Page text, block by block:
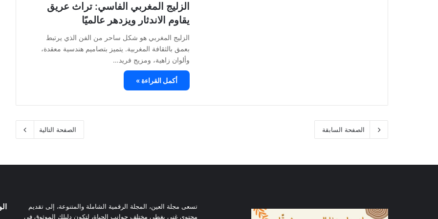
الزليج المغربي الفاسي: تراث عريق
يقاوم الاندثار ويزدهر عالميًا
الزليج المغربي هو شكل ساحر من الفن الذي يرتبط
بعمق بالثقافة المغربية. يتميز بتصاميم هندسية معقدة،
وألوان زاهية، ومزيج فريد…
أكمل القراءة »
الصفحة السابقة الصفحة التالية
تسعى مجلة العين، المجلة الرقمية الشاملة والمتنوعة، إلى تقديم
محتوى غني يغطي مختلف جوانب الحياة، لتكون دليلك الموثوق في